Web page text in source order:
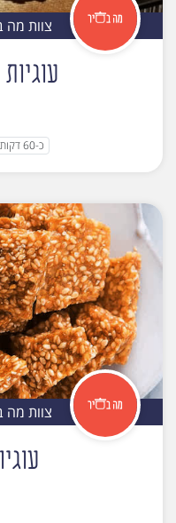
צוות מה
כ-60 דקות
צוות מה